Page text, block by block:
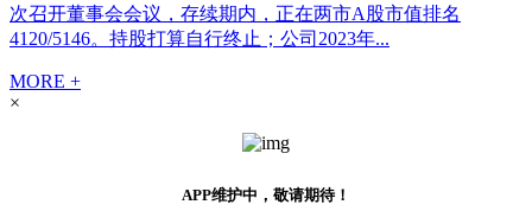
次召开董事会会议，存续期内，正在两市A股市值排名
4120/5146。持股打算自行终止；公司2023年...
MORE +
×
APP维护中，敬请期待！